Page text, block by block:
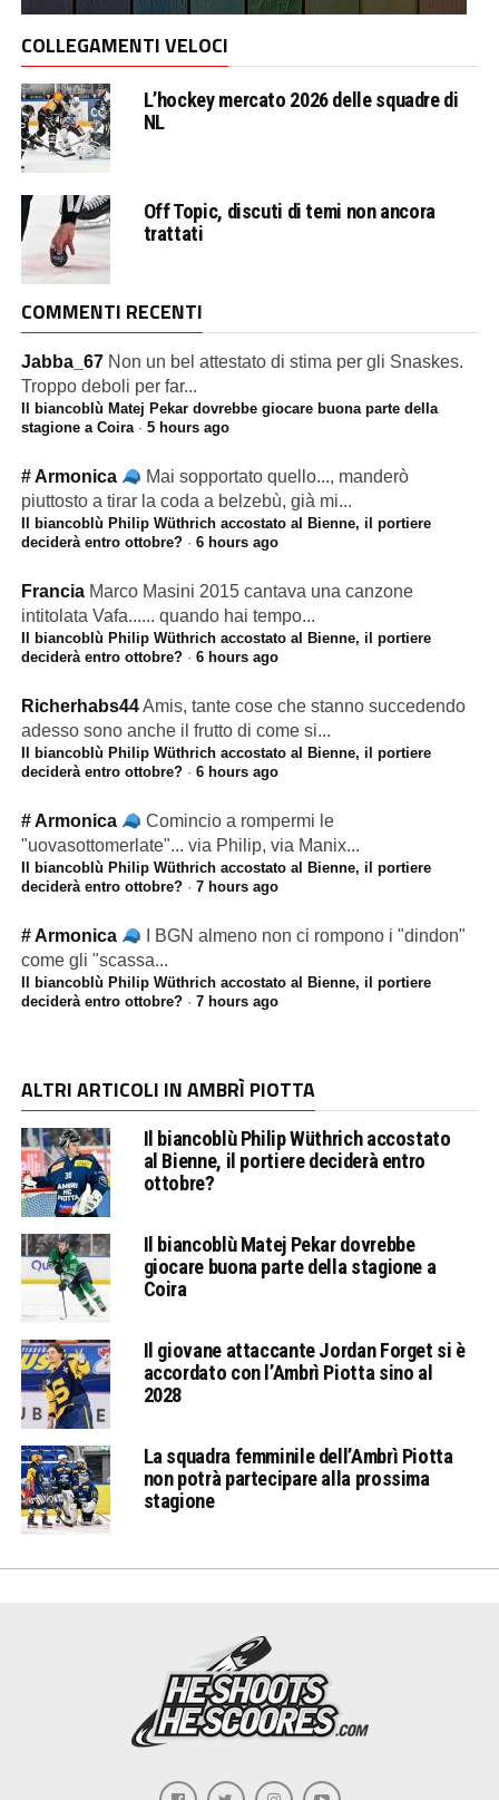
COLLEGAMENTI VELOCI
L’hockey mercato 2026 delle squadre di
NL
Off Topic, discuti di temi non ancora
trattati
COMMENTI RECENTI
Jabba_67 Non un bel attestato di stima per gli Snaskes.
Troppo deboli per far...
Il biancoblù Matej Pekar dovrebbe giocare buona parte della
stagione a Coira· 5 hours ago
# Armonica
Mai sopportato quello..., manderò
piuttosto a tirar la coda a belzebù, già mi...
Il biancoblù Philip Wüthrich accostato al Bienne, il portiere
deciderà entro ottobre?· 6 hours ago
Francia Marco Masini 2015 cantava una canzone
intitolata Vafa...... quando hai tempo...
Il biancoblù Philip Wüthrich accostato al Bienne, il portiere
deciderà entro ottobre?· 6 hours ago
Richerhabs44Amis, tante cose che stanno succedendo
adesso sono anche il frutto di come si...
Il biancoblù Philip Wüthrich accostato al Bienne, il portiere
deciderà entro ottobre?· 6 hours ago
# Armonica
Comincio a rompermi le
"uovasottomerlate"... via Philip, via Manix...
Il biancoblù Philip Wüthrich accostato al Bienne, il portiere
deciderà entro ottobre?· 7 hours ago
# Armonica
I BGN almeno non ci rompono i "dindon"
come gli "scassa...
Il biancoblù Philip Wüthrich accostato al Bienne, il portiere
deciderà entro ottobre?· 7 hours ago
ALTRI ARTICOLI IN AMBRÌ PIOTTA
Il biancoblù Philip Wüthrich accostato
al Bienne, il portiere deciderà entro
ottobre?
Il biancoblù Matej Pekar dovrebbe
giocare buona parte della stagione a
Coira
Il giovane attaccante Jordan Forget si è
accordato con l’Ambrì Piotta sino al
2028
La squadra femminile dell’Ambrì Piotta
non potrà partecipare alla prossima
stagione